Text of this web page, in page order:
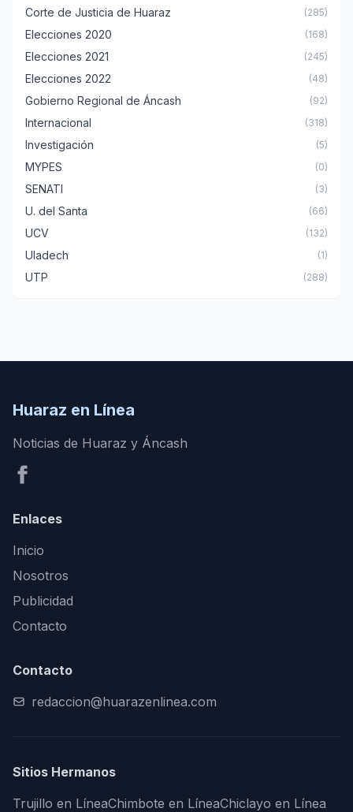
Corte de Justicia de Huaraz (285)
Elecciones 2020 (168)
Elecciones 2021 (245)
Elecciones 2022 (48)
Gobierno Regional de Áncash (92)
Internacional (318)
Investigación (5)
MYPES (0)
SENATI (3)
U. del Santa (66)
UCV (132)
Uladech (1)
UTP (288)
Huaraz en Línea
Noticias de Huaraz y Áncash
Enlaces
Inicio
Nosotros
Publicidad
Contacto
Contacto
redaccion@huarazenlinea.com
Sitios Hermanos
Trujillo en LíneaChimbote en LíneaChiclayo en Línea